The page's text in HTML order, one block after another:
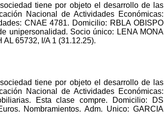
tiene por objeto el desarrollo de las
Nacional de Actividades Económicas:
CNAE 4781. Domicilio: RBLA OBISPO
unipersonalidad. Socio único: LENA MONA
65732, I/A 1 (31.12.25).
tiene por objeto el desarrollo de las
Nacional de Actividades Económicas:
Esta clase compre. Domicilio: DS
Nombramientos. Adm. Unico: GARCIA